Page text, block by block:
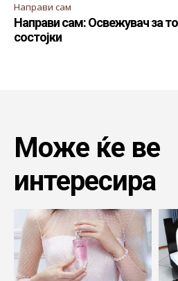
Направи сам
Направи сам: Освежувач за
состојки
Може ќе ве
интересира